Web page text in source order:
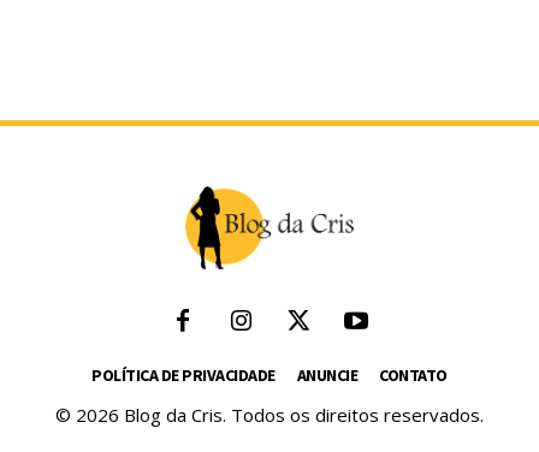
POLÍTICA DE PRIVACIDADE ANUNCIE CONTATO
© 2026 Blog da Cris. Todos os direitos reservados.